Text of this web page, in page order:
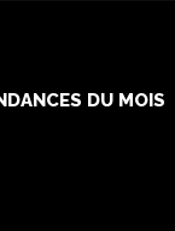
DU MOIS